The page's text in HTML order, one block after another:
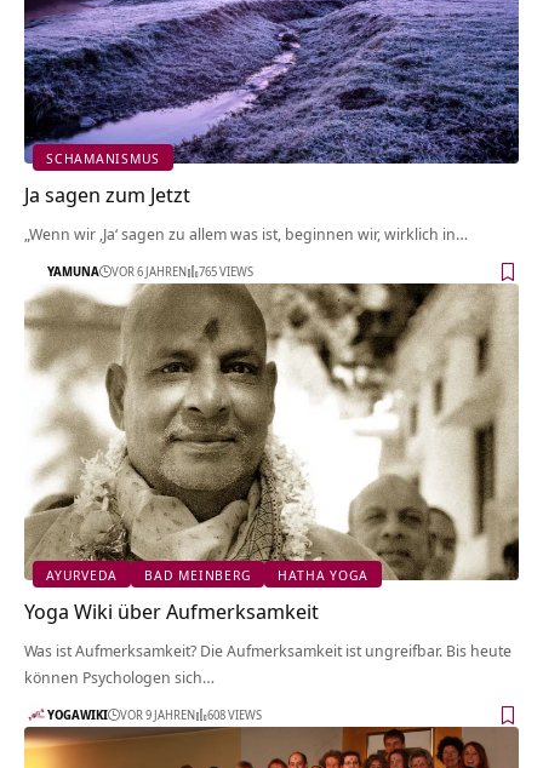
SCHAMANISMUS
Ja sagen zum Jetzt
„Wenn wir ‚Ja‘ sagen zu allem was ist, beginnen wir, wirklich in…
YAMUNA VOR 6 JAHREN 765 VIEWS
AYURVEDA BAD MEINBERG HATHA YOGA
Yoga Wiki über Aufmerksamkeit
Was ist Aufmerksamkeit? Die Aufmerksamkeit ist ungreifbar. Bis heute
können Psychologen sich…
YOGAWIKI VOR 9 JAHREN 608 VIEWS